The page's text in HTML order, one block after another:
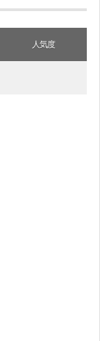
人気度